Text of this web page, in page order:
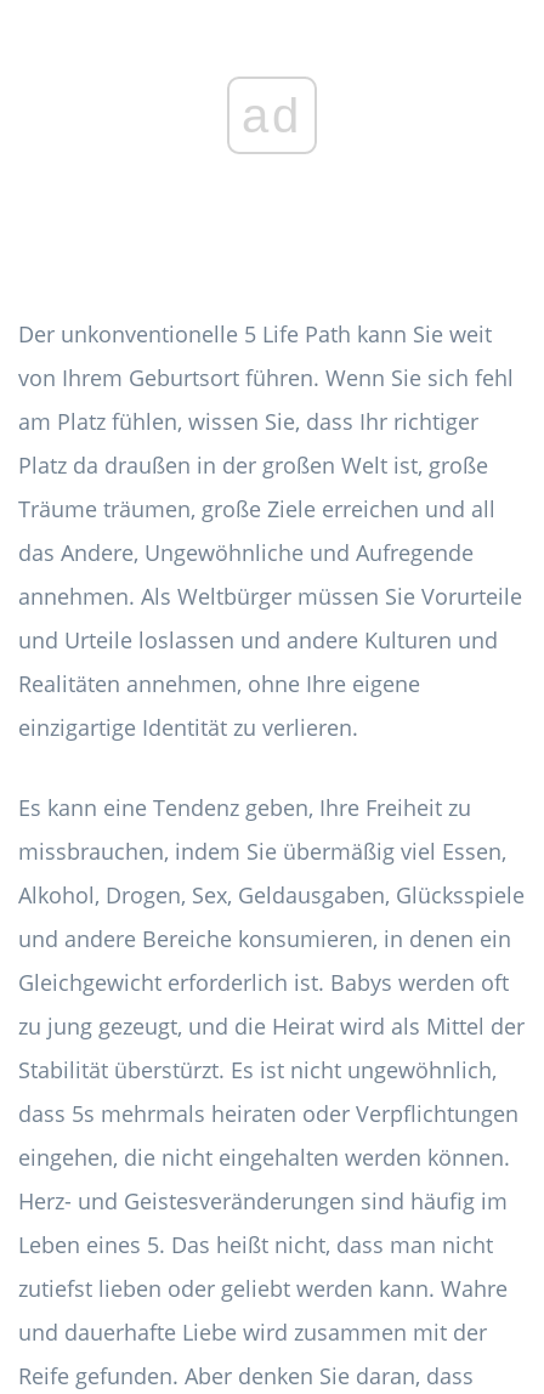
ad
Der unkonventionelle 5 Life Path kann Sie weit
von Ihrem Geburtsort führen. Wenn Sie sich fehl
am Platz fühlen, wissen Sie, dass Ihr richtiger
Platz da draußen in der großen Welt ist, große
Träume träumen, große Ziele erreichen und all
das Andere, Ungewöhnliche und Aufregende
annehmen. Als Weltbürger müssen Sie Vorurteile
und Urteile loslassen und andere Kulturen und
Realitäten annehmen, ohne Ihre eigene
einzigartige Identität zu verlieren.
Es kann eine Tendenz geben, Ihre Freiheit zu
missbrauchen, indem Sie übermäßig viel Essen,
Alkohol, Drogen, Sex, Geldausgaben, Glücksspiele
und andere Bereiche konsumieren, in denen ein
Gleichgewicht erforderlich ist. Babys werden oft
zu jung gezeugt, und die Heirat wird als Mittel der
Stabilität überstürzt. Es ist nicht ungewöhnlich,
dass 5s mehrmals heiraten oder Verpflichtungen
eingehen, die nicht eingehalten werden können.
Herz- und Geistesveränderungen sind häufig im
Leben eines 5. Das heißt nicht, dass man nicht
zutiefst lieben oder geliebt werden kann. Wahre
und dauerhafte Liebe wird zusammen mit der
Reife gefunden. Aber denken Sie daran, dass